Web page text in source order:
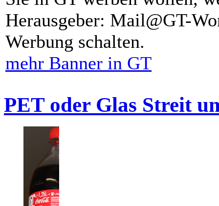
Herausgeber: Mail@GT-
Werbung schalten.
mehr Banner in GT
PET oder Glas Streit